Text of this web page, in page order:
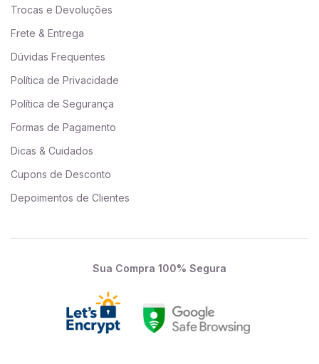
Trocas e Devoluções
Frete & Entrega
Dúvidas Frequentes
Política de Privacidade
Política de Segurança
Formas de Pagamento
Dicas & Cuidados
Cupons de Desconto
Depoimentos de Clientes
Sua Compra 100% Segura